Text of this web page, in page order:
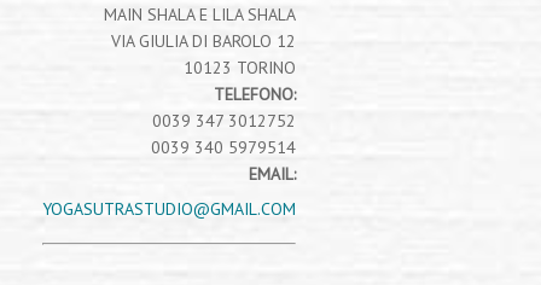
MAIN SHALA E LILA SHALA
VIA GIULIA DI BAROLO 12
10123 TORINO
TELEFONO:
0039 347 3012752
0039 340 5979514
EMAIL:
YOGASUTRASTUDIO@GMAIL.COM